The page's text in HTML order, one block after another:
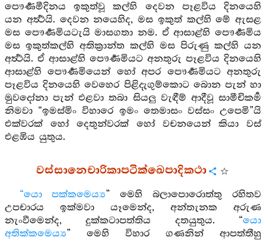
පෞර්‍ණමීදිනය ඉකුත්වූ කල්හි දෙවන පෑළවිය දිනයෙහි
යන අර්‍ත්‍ථයි. දෙවන නයෙහිද, මස ඉකුත් කල්හි මේ ඇසළ
මස පෞර්‍ණමියටැයි මාසගතා නම. ඒ ආසාළ්හි පෞර්‍ණමිය
මස ඉකුත්කල්හි අතික්‍රාන්ත කල්හි මස පිරුණු කල්හි යන
අර්‍ත්‍ථයි. ඒ ආසාළ්හි පෞර්‍ණමියට අනතුරු පෑළවිය දිනයෙහි
ආසාළ්හි පෞර්‍ණමියෙන් හෝ අපර පෞර්‍ණමියට අනතුරු
පෑළවිය දිනයෙහි වෙහෙර පිළිදැගුම්කොට බොන පැන් හා
මුවදෝනා පැන් එළවා තබා සියලු වැඳීම් ආදීවූ සාමීචිකර්‍ම
නිමවා “ඉමස්මිං විහාරෙ ඉමං තෙමාසං වස්සං උපෙමි”යි
එක්වරක් හෝ දෙතුන්වරක් හෝ වචනයෙන් කියා වස්
එළඹිය යුතුය.
වස්සානෙචාරිකාපටික්ඛෙපාදිකථා
“යො පක්කමෙය්‍ය” මෙහි බලාපොරොත්තු රහිතව
උපචාරය ඉක්මවා යෑමෙන්ද, අන්තැනක අරුණ
නැංවීමෙන්ද, දුක්කටාපත්තිය දතයුතුය. “යො
අතික්කමෙය්‍ය” මෙහි විහාර ගණනින් ආපත්තීහු